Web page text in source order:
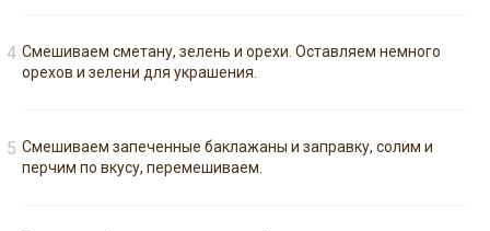
Смешиваем сметану, зелень и орехи. Оставляем немного
орехов и зелени для украшения.
Смешиваем запеченные баклажаны и заправку, солим и
перчим по вкусу, перемешиваем.